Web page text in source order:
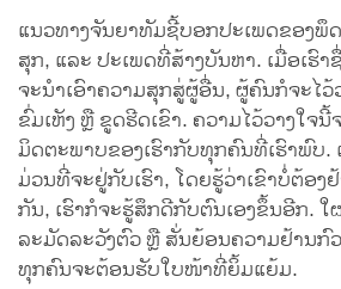
ແນວທາງຈັນຍາທັມຊີ້ບອກປະເພດຂອງພຶ
ສຸກ, ແລະ ປະເພດທີ່ສ້າງບັນຫາ. ເມື່ອເຮົ
ຈະນຳເອົາຄວາມສຸກສູ່ຜູ້ອື່ນ, ຜູ້ຄົນກໍຈະໄວ້
ຂົ່ມເຫັງ ຫຼື ຂູດຮີດເຂົາ. ຄວາມໄວ້ວາງໃຈ
ມິດຕະພາບຂອງເຮົາກັບທຸກຄົນທີ່ເຮົາພົບ.
ມ່ວນທີ່ຈະຢູ່ກັບເຮົາ, ໂດຍຮູ້ວ່າເຂົາບໍ່ຕ້ອງ
ກັນ, ເຮົາກໍຈະຮູ້ສຶກດີກັບຕົນເອງຂຶ້ນອີກ.
ລະມັດລະວັງຕົວ ຫຼື ສັ່ນຍ້ອນຄວາມຢ້ານກົ
ທຸກຄົນຈະຕ້ອນຮັບໃບໜ້າທີ່ຍິ້ມແຍ້ມ.